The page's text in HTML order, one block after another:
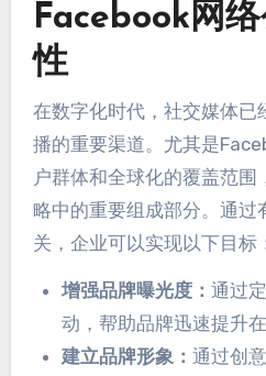
Facebook网
性
在数字化时代，社交媒体已
播的重要渠道。尤其是
户群体和全球化的覆盖范
略中的重要组成部分。通
关，企业可以实现以下目标
增强品牌曝光度： 通过
动，帮助品牌迅速提升
建立品牌形象： 通过创